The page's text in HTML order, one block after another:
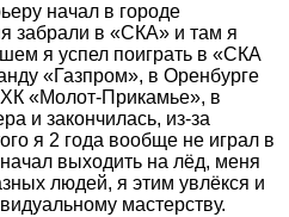
начал в городе
забрали в «СКА» и там я
я успел поиграть в «СКА
«Газпром», в Оренбурге
«Молот-Прикамье», в
и закончилась, из-за
я 2 года вообще не играл в
выходить на лёд, меня
людей, я этим увлёкся и
мастерству.